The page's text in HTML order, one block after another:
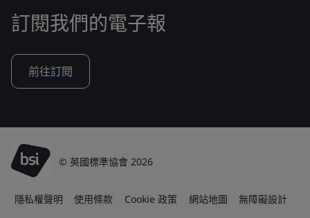
訂閱我們的電子報
前往訂閱
© 英國標準協會 2026
隱私權聲明 使用條款 Cookie 政策 網站地圖 無障礙設計